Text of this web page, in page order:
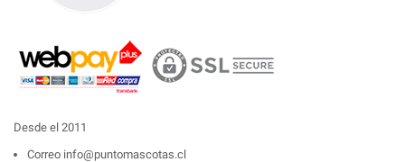
Desde el 2011
Correo info@puntomascotas.cl